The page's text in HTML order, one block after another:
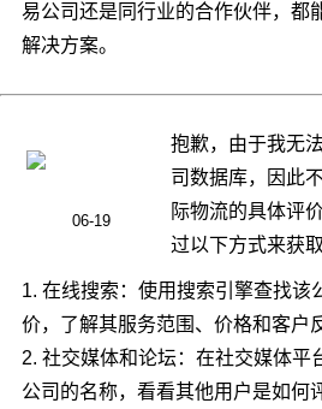
易公司还是同行业的合作伙伴，都
解决方案。
06-19
抱歉，由于我无
司数据库，因此
际物流的具体评
过以下方式来获
1. 在线搜索：使用搜索引擎查找该
价，了解其服务范围、价格和客户
2. 社交媒体和论坛：在社交媒体平
公司的名称，看看其他用户是如何